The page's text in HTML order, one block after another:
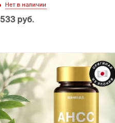
Нет в наличии
533 руб.